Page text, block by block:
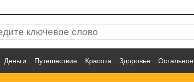
Деньги Путешествия Красота Здоровье Остальное